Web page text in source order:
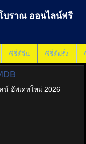
บราณ ออนไลน์ฟรี
ซีรี่ย์จีน ซีรี่ย์ฝรั่ง
น์ อัพเดทใหม่ 2026